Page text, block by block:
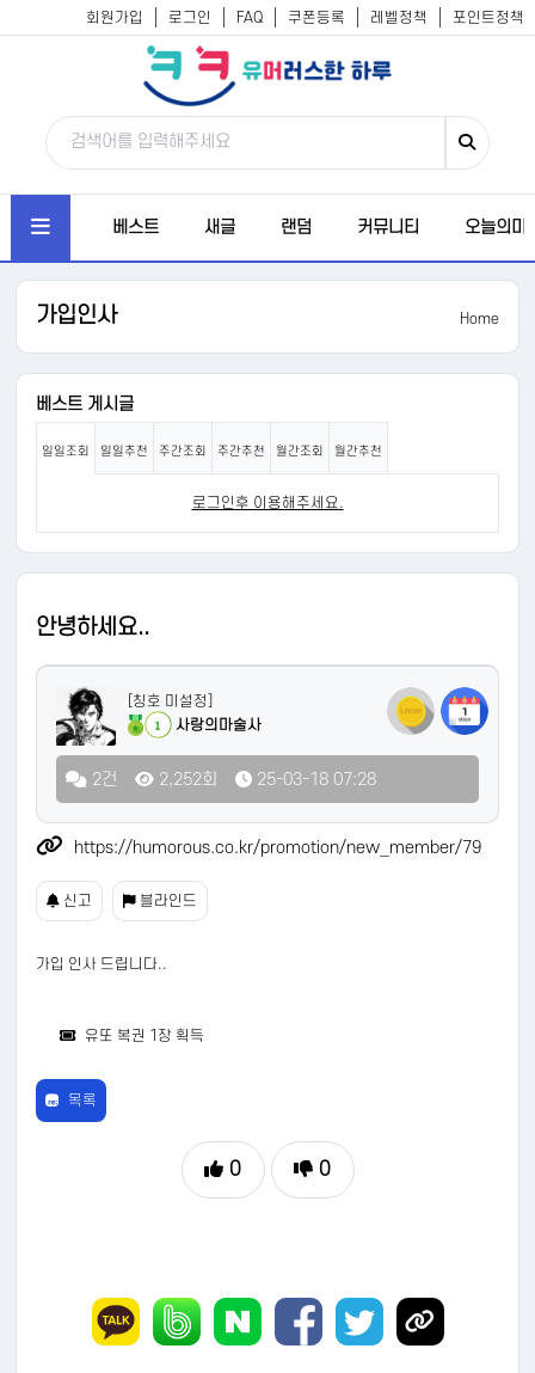
회원가입 로그인 FAQ 쿠폰등록 레벨정책 포인트정책
베스트 새글 랜덤 커뮤니티 오늘의미
가입인사 Home
베스트 게시글
일일조회 일일추천 주간조회 주간추천 월간조회 월간추천
로그인후 이용해주세요.
안녕하세요..
[칭호 미설정]
1 사랑의마술사
2건 2,252회 25-03-18 07:28
https://humorous.co.kr/promotion/new_member/79
신고 블라인드
가입 인사 드립니다..
유또 복권 1장 획득
목록
0 0